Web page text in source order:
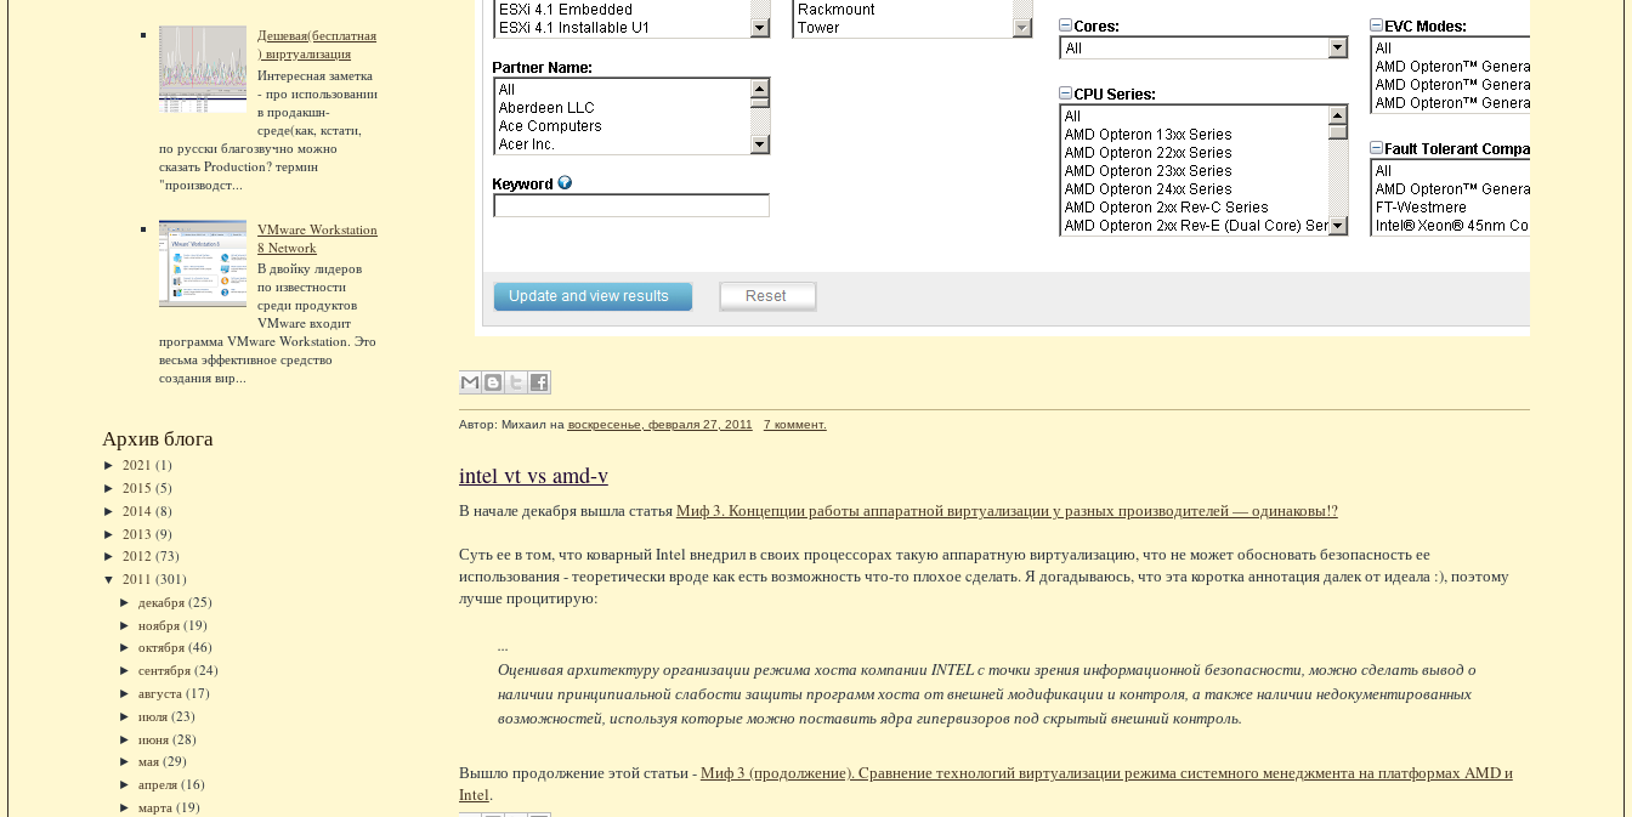
Дешевая(бесплатная
) виртуализация
Интересная заметка
- про использовании
в продакшн-
среде(как, кстати,
по русски благозвучно можно
сказать Production? термин
"производст...
VMware Workstation
8 Network
В двойку лидеров
по известности
среди продуктов
VMware входит
программа VMware Workstation. Это
весьма эффективное средство
создания вир...
Архив блога
► 2021 (1)
► 2015 (5)
► 2014 (8)
► 2013 (9)
► 2012 (73)
▼ 2011 (301)
► декабря (25)
► ноября (19)
► октября (46)
► сентября (24)
► августа (17)
► июля (23)
► июня (28)
► мая (29)
► апреля (16)
► марта (19)
Автор: Михаил на воскресенье, февраля 27, 2011 7 коммент.
intel vt vs amd-v
В начале декабря вышла статьяМиф 3. Концепции работы аппаратной виртуализации у разных производителей — одинаковы!?
Суть ее в том, что коварный Intel внедрил в своих процессорах такую аппаратную виртуализацию, что не может обосновать безопасность ее
использования - теоретически вроде как есть возможность что-то плохое cделать. Я догадываюсь, что эта коротка аннотация далек от идеала :), поэтому
лучше процитирую:
...
Оценивая архитектуру организации режима хоста компании INTEL с точки зрения информационной безопасности, можно сделать вывод о
наличии принципиальной слабости защиты программ хоста от внешней модификации и контроля, а также наличии недокументированных
возможностей, используя которые можно поставить ядра гипервизоров под скрытый внешний контроль.
Вышло продолжение этой статьи -Миф 3 (продолжение). Cравнение технологий виртуализации режима системного менеджмента на платформах AMD и
Intel.